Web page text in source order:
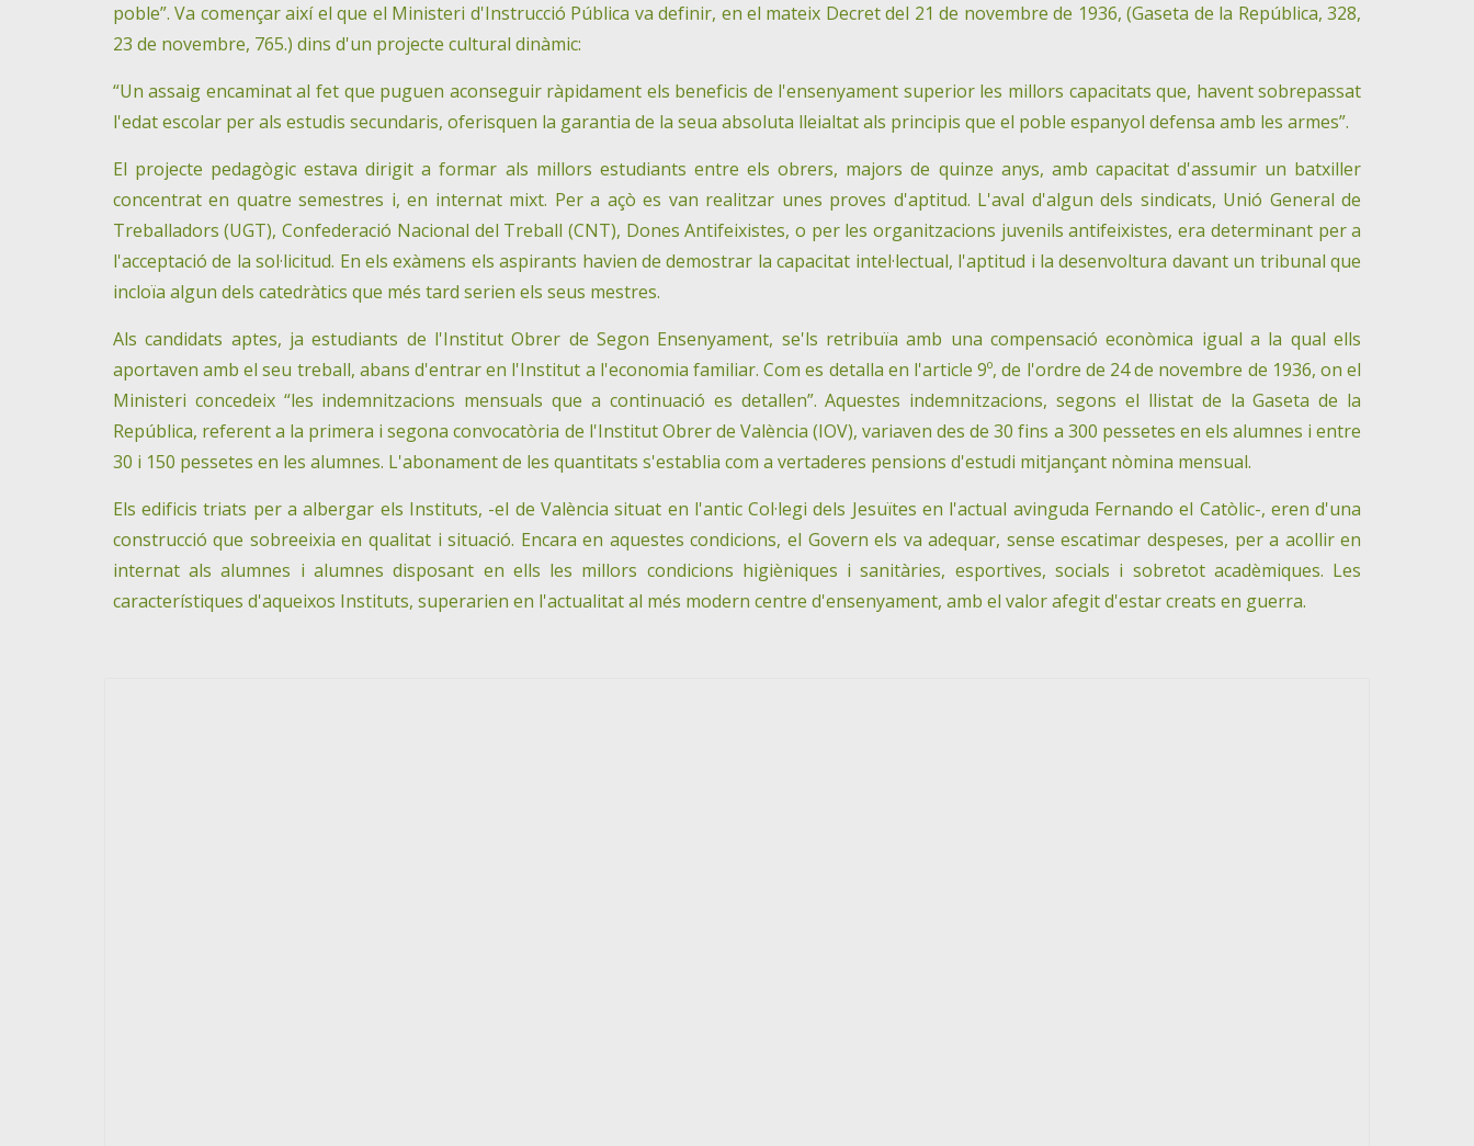
poble”. Va començar així el que el Ministeri d'Instrucció Pública va definir, en el mateix Decret del 21 de novembre de 1936, (Gaseta de la República, 328,
23 de novembre, 765.) dins d'un projecte cultural dinàmic:
“Un assaig encaminat al fet que puguen aconseguir ràpidament els beneficis de l'ensenyament superior les millors capacitats que, havent sobrepassat
l'edat escolar per als estudis secundaris, oferisquen la garantia de la seua absoluta lleialtat als principis que el poble espanyol defensa amb les armes”.
El projecte pedagògic estava dirigit a formar als millors estudiants entre els obrers, majors de quinze anys, amb capacitat d'assumir un batxiller
concentrat en quatre semestres i, en internat mixt. Per a açò es van realitzar unes proves d'aptitud. L'aval d'algun dels sindicats, Unió General de
Treballadors (UGT), Confederació Nacional del Treball (CNT), Dones Antifeixistes, o per les organitzacions juvenils antifeixistes, era determinant per a
l'acceptació de la sol·licitud. En els exàmens els aspirants havien de demostrar la capacitat intel·lectual, l'aptitud i la desenvoltura davant un tribunal que
incloïa algun dels catedràtics que més tard serien els seus mestres.
Als candidats aptes, ja estudiants de l'Institut Obrer de Segon Ensenyament, se'ls retribuïa amb una compensació econòmica igual a la qual ells
aportaven amb el seu treball, abans d'entrar en l'Institut a l'economia familiar. Com es detalla en l'article 9º, de l'ordre de 24 de novembre de 1936, on el
Ministeri concedeix “les indemnitzacions mensuals que a continuació es detallen”. Aquestes indemnitzacions, segons el llistat de la Gaseta de la
República, referent a la primera i segona convocatòria de l'Institut Obrer de València (IOV), variaven des de 30 fins a 300 pessetes en els alumnes i entre
30 i 150 pessetes en les alumnes. L'abonament de les quantitats s'establia com a vertaderes pensions d'estudi mitjançant nòmina mensual.
Els edificis triats per a albergar els Instituts, -el de València situat en l'antic Col·legi dels Jesuïtes en l'actual avinguda Fernando el Catòlic-, eren d'una
construcció que sobreeixia en qualitat i situació. Encara en aquestes condicions, el Govern els va adequar, sense escatimar despeses, per a acollir en
internat als alumnes i alumnes disposant en ells les millors condicions higièniques i sanitàries, esportives, socials i sobretot acadèmiques. Les
característiques d'aqueixos Instituts, superarien en l'actualitat al més modern centre d'ensenyament, amb el valor afegit d'estar creats en guerra.